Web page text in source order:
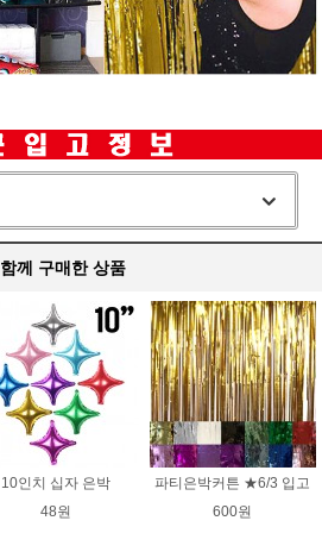
함께 구매한 상품
10인치 십자 은박
48원
파티은박커튼 ★6/3 입고
600원